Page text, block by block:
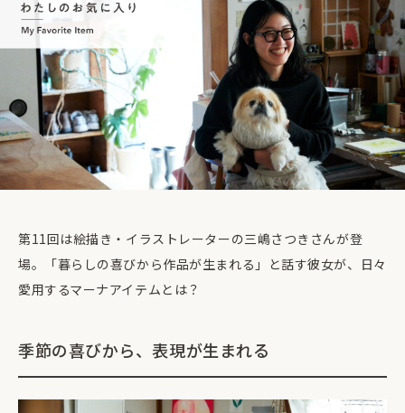
第11回は絵描き・イラストレーターの三嶋さつきさんが登
場。「暮らしの喜びから作品が生まれる」と話す彼女が、日々
愛用するマーナアイテムとは？
季節の喜びから、表現が生まれる